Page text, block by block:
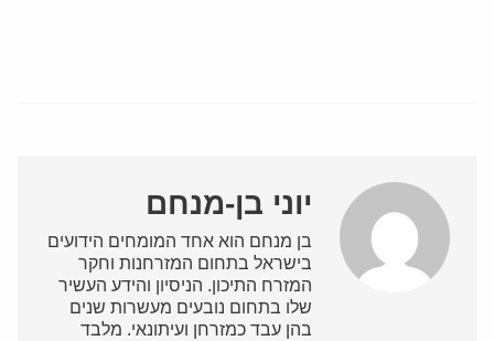
יוני בן-מנחם
בן מנחם הוא אחד המומחים הידועים
בישראל בתחום המזרחנות וחקר
המזרח התיכון. הניסיון והידע העשיר
שלו בתחום נובעים מעשרות שנים
בהן עבד כמזרחן ועיתונאי. מלבד